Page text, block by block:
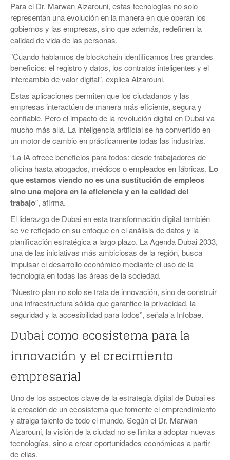
Para el Dr. Marwan Alzarouni, estas tecnologías no solo
representan una evolución en la manera en que operan los
gobiernos y las empresas, sino que además, redefinen la
calidad de vida de las personas.
”Cuando hablamos de blockchain identificamos tres grandes
beneficios: el registro y datos, los contratos inteligentes y el
intercambio de valor digital”, explica Alzarouni.
Estas aplicaciones permiten que los ciudadanos y las
empresas interactúen de manera más eficiente, segura y
confiable. Pero el impacto de la revolución digital en Dubai va
mucho más allá. La inteligencia artificial se ha convertido en
un motor de cambio en prácticamente todas las industrias.
“La IA ofrece beneficios para todos: desde trabajadores de
oficina hasta abogados, médicos o empleados en fábricas. Lo
que estamos viendo no es una sustitución de empleos
sino una mejora en la eficiencia y en la calidad del
trabajo”, afirma.
El liderazgo de Dubai en esta transformación digital también
se ve reflejado en su enfoque en el análisis de datos y la
planificación estratégica a largo plazo. La Agenda Dubai 2033,
una de las iniciativas más ambiciosas de la región, busca
impulsar el desarrollo económico mediante el uso de la
tecnología en todas las áreas de la sociedad.
“Nuestro plan no solo se trata de innovación, sino de construir
una infraestructura sólida que garantice la privacidad, la
seguridad y la accesibilidad para todos”, señala a Infobae.
Dubai como ecosistema para la
innovación y el crecimiento
empresarial
Uno de los aspectos clave de la estrategia digital de Dubai es
la creación de un ecosistema que fomente el emprendimiento
y atraiga talento de todo el mundo. Según el Dr. Marwan
Alzarouni, la visión de la ciudad no se limita a adoptar nuevas
tecnologías, sino a crear oportunidades económicas a partir
de ellas.